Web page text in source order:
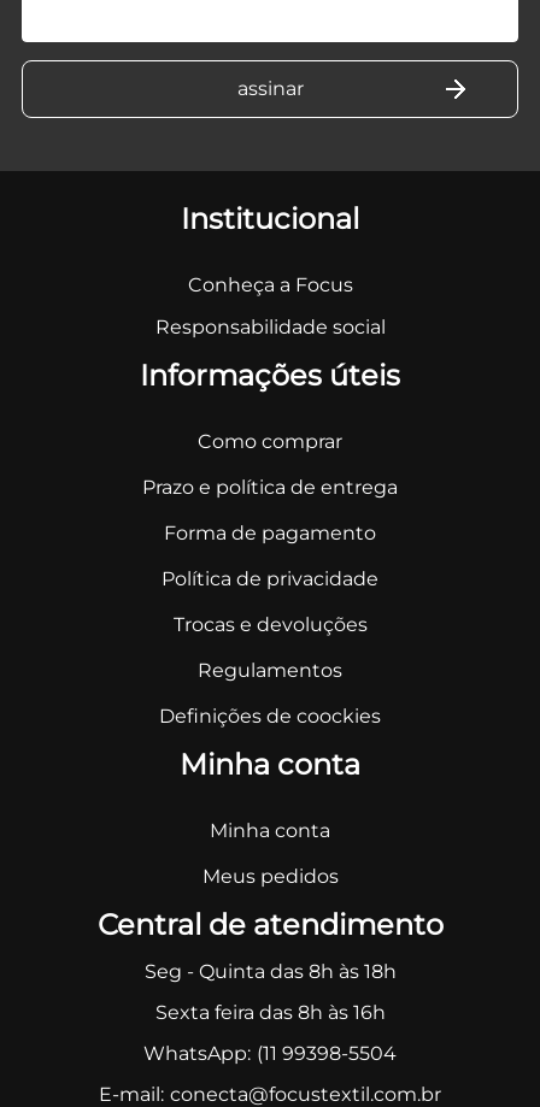
Institucional
Conheça a Focus
Responsabilidade social
Informações úteis
Como comprar
Prazo e política de entrega
Forma de pagamento
Política de privacidade
Trocas e devoluções
Regulamentos
Definições de coockies
Minha conta
Minha conta
Meus pedidos
Central de atendimento
Seg - Quinta das 8h às 18h
Sexta feira das 8h às 16h
WhatsApp: (11 99398-5504
E-mail: conecta@focustextil.com.br